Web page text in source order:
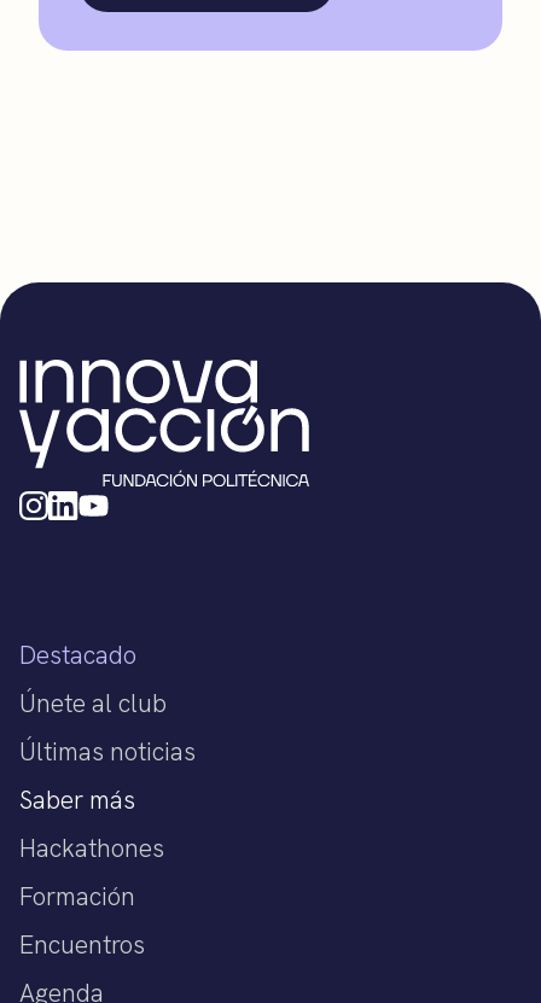
Destacado
Únete al club
Últimas noticias
Saber más
Hackathones
Formación
Encuentros
Agenda